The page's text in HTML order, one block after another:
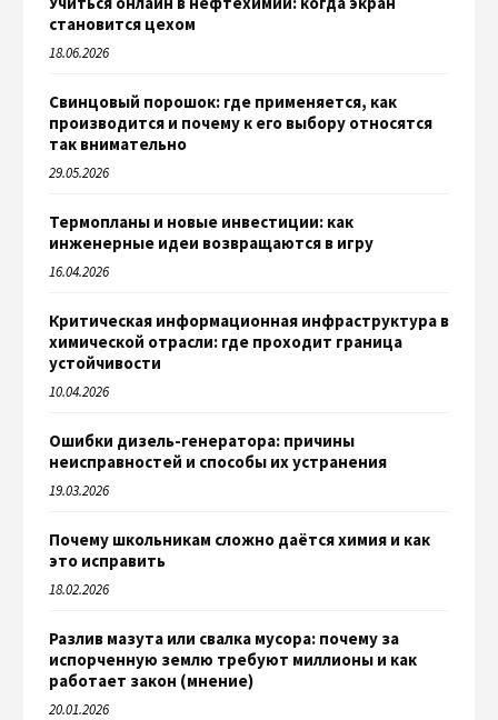
становится цехом
18.06.2026
Свинцовый порошок: где применяется, как
производится и почему к его выбору относятся
так внимательно
29.05.2026
Термопланы и новые инвестиции: как
инженерные идеи возвращаются в игру
16.04.2026
Критическая информационная инфраструктура в
химической отрасли: где проходит граница
устойчивости
10.04.2026
Ошибки дизель-генератора: причины
неисправностей и способы их устранения
19.03.2026
Почему школьникам сложно даётся химия и как
это исправить
18.02.2026
Разлив мазута или свалка мусора: почему за
испорченную землю требуют миллионы и как
работает закон (мнение)
20.01.2026